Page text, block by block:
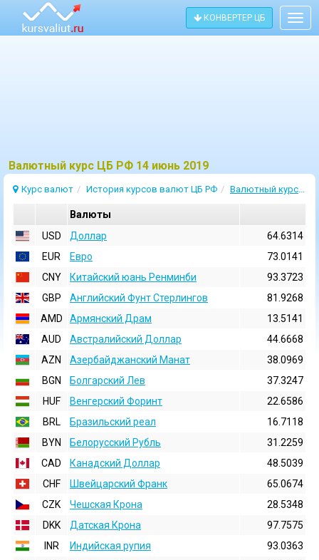
КОНВЕРТЕР ЦБ
Bалютный курс ЦБ РФ 14 июнь 2019
Курс валют История курсов валют ЦБ РФ Валютный курс 14 Июнь 2019
Валюты
USD
Доллар
64.6314
EUR
Евро
73.0141
CNY
Китайский юань Ренминби
93.3723
GBP
Английский Фунт Стерлингов
81.9268
AMD
Армянский Драм
13.5141
AUD
Австралийский Доллар
44.6668
AZN
Азербайджанский Манат
38.0969
BGN
Болгарский Лев
37.3247
HUF
Венгерский Форинт
22.6586
BRL
Бразильский реал
16.7118
BYN
Белорусский Рубль
31.2259
CAD
Канадский Доллар
48.5039
CHF
Швейцарский Франк
65.0674
CZK
Чешская Крона
28.5348
DKK
Датская Крона
97.7575
INR
Индийская pупия
93.0363